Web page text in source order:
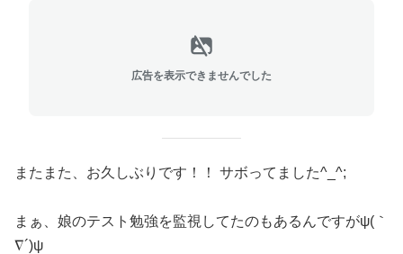
広告を表示できませんでした
またまた、お久しぶりです！！ サボってました^_^;
まぁ、娘のテスト勉強を監視してたのもあるんですがψ(｀
∇´)ψ